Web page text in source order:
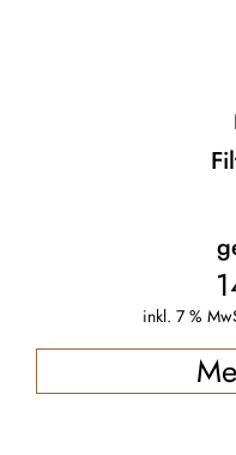
inkl. 7 %